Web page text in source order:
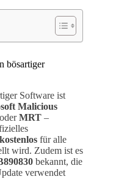
bösartiger
Software ist
Malicious
oderMRT –
kostenlos für alle
wird. Zudem ist es
bekannt, die
verwendet